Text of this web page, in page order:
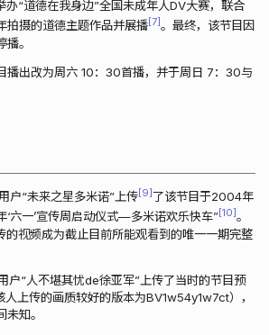
“道德在我身边”全国未成年人DV大赛，联合
拍摄的道德主题作品并展播 7 。最终，该节目因
。
播出改为周六 10：30首播，并于周日 7：30与
户“未来之星多米诺”上传 9 了该节目于2004年
六一’宣传周启动仪式—多米诺欢乐快车” 10 。
的视频成为截止目前所能观看到的唯一一期完整
户“人不堪其忧de徐亚军”上传了当时的节目预
上传的画质较好的版本为BV1w54y1w7ct），
知。